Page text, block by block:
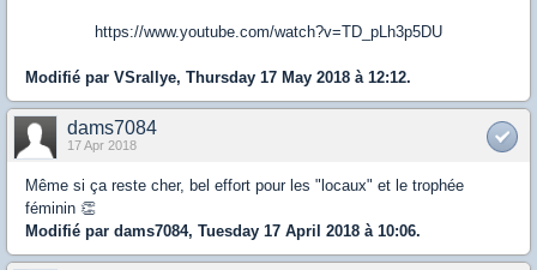
https://www.youtube.com/watch?v=TD_pLh3p5DU
Modifié par VSrallye, Thursday 17 May 2018 à 12:12.
dams7084
17 Apr 2018
Même si ça reste cher, bel effort pour les "locaux" et le trophée
féminin 👏
Modifié par dams7084, Tuesday 17 April 2018 à 10:06.